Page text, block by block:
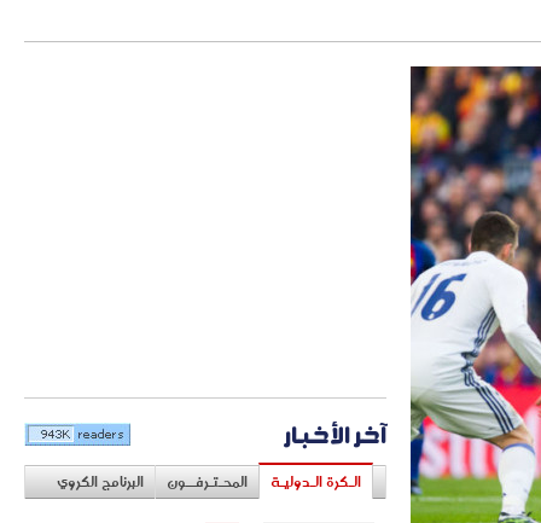
آخر الأخبار
الـكرة الـدوليـة المحـتـرفــون البرنامج الكروي